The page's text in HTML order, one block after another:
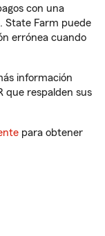
con una
State Farm puede
errónea cuando
información
que respalden sus
para obtener